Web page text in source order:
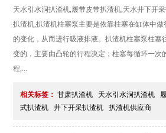
天水引水洞扒渣机,履带皮带扒渣机,天水井下开
扒渣机,扒渣机柱塞泵主要是依靠柱塞在缸体中做
的变化，从而进行吸液排液。扒渣机柱塞泵柱塞
变的，主要由凸轮的行程决定；柱塞每循环一次
程,...
相关标签： 甘肃扒渣机 天水引水洞扒渣机
式扒渣机
井下开采扒渣机 扒渣机供应商